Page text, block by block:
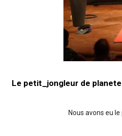
Le petit_jongleur de
Nous avons eu